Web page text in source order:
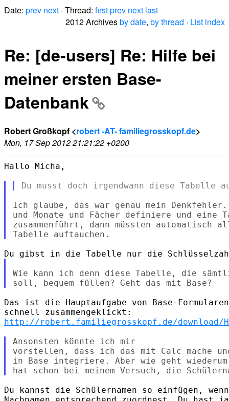
Date: prev next · Thread: firstprev next last
2012 Archivesby date, by thread · List index
Re: [de-users] Re: Hilfe bei
meiner ersten Base-
Datenbank
Robert Großkopf <robert -AT- familiegrosskopf.de>
Mon, 17 Sep 2012 21:21:22 +0200
Hallo Micha,
Ich glaube, das war genau mein
und Monate und Fächer definiere und
zusammenführt, dann müssten automatisch
Wie kann ich denn diese Tabelle, die
Das ist die Hauptaufgabe von Base-
http://robert.familiegrosskopf.de/download/
Ansonsten könnte ich mir
vorstellen, dass ich das mit Calc mache
in Base integriere. Aber wie geht wiederum
Du kannst die Schülernamen so einfügen,